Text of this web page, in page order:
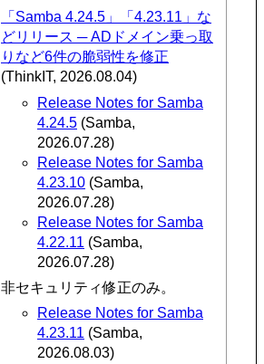
「Samba 4.24.5」「4.23.11」な
どリリース ─ ADドメイン乗っ取
りなど6件の脆弱性を修正
(ThinkIT, 2026.08.04)
Release Notes for Samba
4.24.5 (Samba,
2026.07.28)
Release Notes for Samba
4.23.10 (Samba,
2026.07.28)
Release Notes for Samba
4.22.11 (Samba,
2026.07.28)
非セキュリティ修正のみ。
Release Notes for Samba
4.23.11 (Samba,
2026.08.03)